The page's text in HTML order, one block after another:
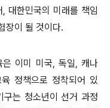
대한민국의 미래를 책임
장이 될 것이다.
은 이미 미국, 독일, 캐나
정책으로 정착되어 있
는 청소년이 선거 과정